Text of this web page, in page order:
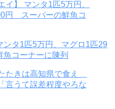
ンタ1匹5万円、マグロ1匹29
コーナーに陳列